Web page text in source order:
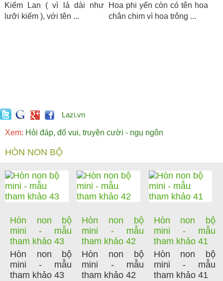
Kiếm Lan ( vì lá dài như
lưỡi kiếm ), với tên ...
Hoa phi yến còn có tên hoa
chân chim vì hoa trông ...
Lazi.vn
Xem: Hỏi đáp, đố vui, truyện cười - ngụ ngôn
HÒN NON BỘ
Hòn non bộ
mini - mẫu
tham khảo 43
Hòn non bộ
mini - mẫu
tham khảo 43
Hòn non bộ
mini - mẫu
tham khảo 42
Hòn non bộ
mini - mẫu
tham khảo 42
Hòn non bộ
mini - mẫu
tham khảo 41
Hòn non bộ
mini - mẫu
tham khảo 41